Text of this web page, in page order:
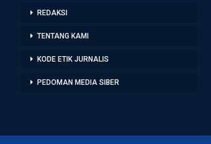
REDAKSI
TENTANG KAMI
KODE ETIK JURNALIS
PEDOMAN MEDIA SIBER